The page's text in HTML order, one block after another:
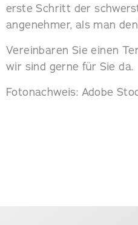
erste Schritt der
angenehmer, als man
Vereinbaren Sie einen
wir sind gerne für Sie da.
Fotonachweis: Adobe